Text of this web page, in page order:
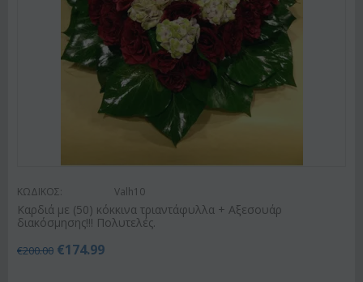
ΚΩΔΙΚΟΣ: Valh10
Καρδιά με (50) κόκκινα τριαντάφυλλα + Αξεσουάρ
διακόσμησης!!! Πολυτελές.
€200.00 €174.99